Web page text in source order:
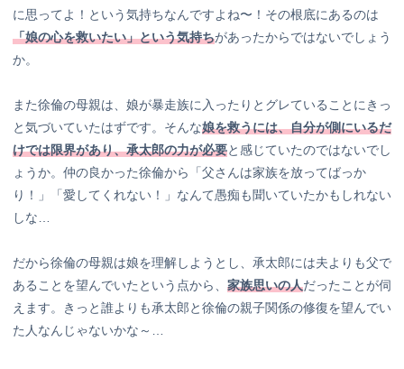
に思ってよ！という気持ちなんですよね〜！その根底にあるのは
「娘の心を救いたい」という気持ちがあったからではないでしょう
か。
また徐倫の母親は、娘が暴走族に入ったりとグレていることにきっ
と気づいていたはずです。そんな娘を救うには、自分が側にいるだ
けでは限界があり、承太郎の力が必要と感じていたのではないでし
ょうか。仲の良かった徐倫から「父さんは家族を放ってばっか
り！」「愛してくれない！」なんて愚痴も聞いていたかもしれない
しな…
だから徐倫の母親は娘を理解しようとし、承太郎には夫よりも父で
あることを望んでいたという点から、 家族思いの人だったことが伺
えます。きっと誰よりも承太郎と徐倫の親子関係の修復を望んでい
た人なんじゃないかな～…